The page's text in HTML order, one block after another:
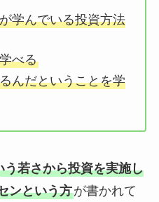
学んでいる投資方法
べる
んだということを学
う若さから投資を実施し
ンという方が書かれて